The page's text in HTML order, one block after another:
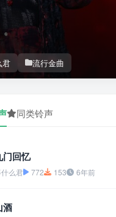
君 流行金曲
同类铃声
门回忆
么君 772 153 6年前
酒